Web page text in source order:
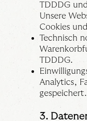
TDDDG
Unsere
Cookies
Technisch
TDDDG.
Analytics,
3.